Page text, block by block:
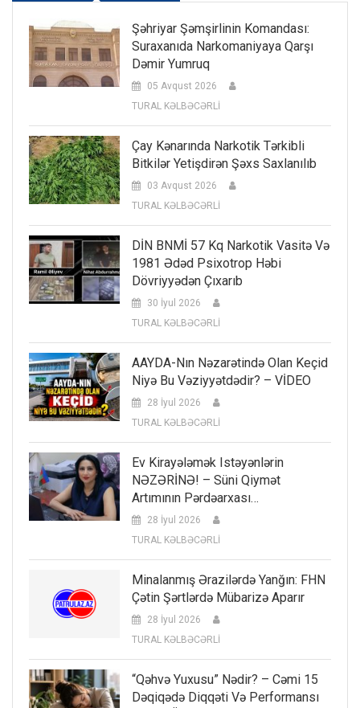
Şəhriyar Şəmşirlinin Komandası:
Suraxanıda Narkomaniyaya Qarşı
Dəmir Yumruq
05 Avqust 2026
TURAL KƏLBƏCƏRLİ
Çay Kənarında Narkotik Tərkibli
Bitkilər Yetişdirən Şəxs Saxlanılıb
03 Avqust 2026
TURAL KƏLBƏCƏRLİ
DİN BNMİ 57 Kq Narkotik Vasitə Və
1981 Ədəd Psixotrop Həbi
Dövriyyədən Çıxarıb
30 İyul 2026
TURAL KƏLBƏCƏRLİ
AAYDA-Nın Nəzarətində Olan Keçid
Niyə Bu Vəziyyətdədir? – VİDEO
28 İyul 2026
TURAL KƏLBƏCƏRLİ
Ev Kirayələmək Istəyənlərin
NƏZƏRİNƏ! – Süni Qiymət
Artımının Pərdəarxası…
28 İyul 2026
TURAL KƏLBƏCƏRLİ
Minalanmış Ərazilərdə Yanğın: FHN
Çətin Şərtlərdə Mübarizə Aparır
28 İyul 2026
TURAL KƏLBƏCƏRLİ
“Qəhvə Yuxusu” Nədir? – Cəmi 15
Dəqiqədə Diqqəti Və Performansı